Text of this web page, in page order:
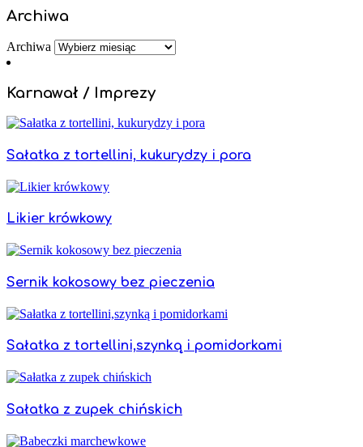
Archiwa
Archiwa
Karnawał / Imprezy
Sałatka z tortellini, kukurydzy i pora
Likier krówkowy
Sernik kokosowy bez pieczenia
Sałatka z tortellini,szynką i pomidorkami
Sałatka z zupek chińskich